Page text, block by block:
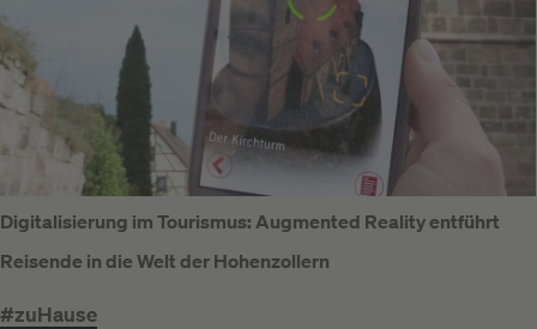
Digitalisierung im Tourismus: Augmented Reality entführt
Reisende in die Welt der Hohenzollern
#zuHause